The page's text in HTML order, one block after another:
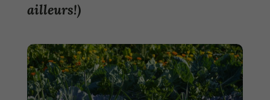
ailleurs!)